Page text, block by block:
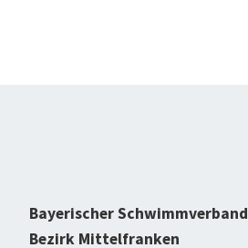
Bayerischer Schwimmverband
Bezirk Mittelfranken